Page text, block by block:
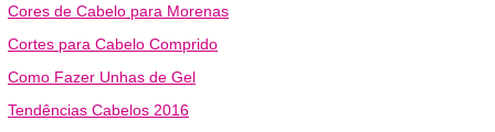
Cores de Cabelo para Morenas
Cortes para Cabelo Comprido
Como Fazer Unhas de Gel
Tendências Cabelos 2016